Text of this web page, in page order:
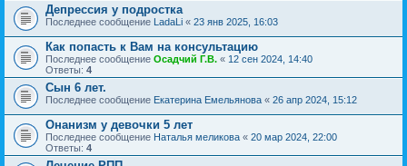
Депрессия у подростка
Последнее сообщение LadaLi « 23 янв 2025, 16:03
Как попасть к Вам на консультацию
Последнее сообщение Осадчий Г.В. « 12 сен 2024, 14:40
Ответы: 4
Сын 6 лет.
Последнее сообщение Екатерина Емельянова « 26 апр 2024, 15:12
Онанизм у девочки 5 лет
Последнее сообщение Наталья меликова « 20 мар 2024, 22:00
Ответы: 4